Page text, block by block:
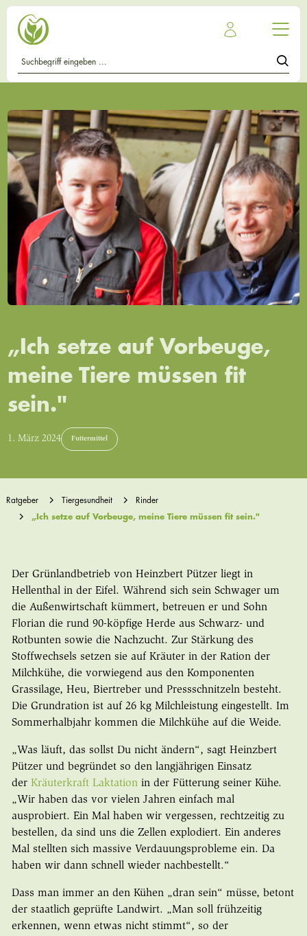
„Ich setze auf Vorbeuge,
meine Tiere müssen fit
sein."
1. März 2024 Futtermittel
Ratgeber Tiergesundheit
Rinder
„Ich setze auf Vorbeuge, meine Tiere müssen fit sein."
Der Grünlandbetrieb von Heinzbert Pützer liegt in
Hellenthal in der Eifel. Während sich sein Schwager um
die Außenwirtschaft kümmert, betreuen er und Sohn
Florian die rund 90-köpfige Herde aus Schwarz- und
Rotbunten sowie die Nachzucht. Zur Stärkung des
Stoffwechsels setzen sie auf Kräuter in der Ration der
Milchkühe, die vorwiegend aus den Komponenten
Grassilage, Heu, Biertreber und Pressschnitzeln besteht.
Die Grundration ist auf 26 kg Milchleistung eingestellt. Im
Sommerhalbjahr kommen die Milchkühe auf die Weide.
„Was läuft, das sollst Du nicht ändern“, sagt Heinzbert
Pützer und begründet so den langjährigen Einsatz
der Kräuterkraft Laktationin der Fütterung seiner Kühe.
„Wir haben das vor vielen Jahren einfach mal
ausprobiert. Ein Mal haben wir vergessen, rechtzeitig zu
bestellen, da sind uns die Zellen explodiert. Ein anderes
Mal stellten sich massive Verdauungsprobleme ein. Da
haben wir dann schnell wieder nachbestellt.“
Dass man immer an den Kühen „dran sein“ müsse, betont
der staatlich geprüfte Landwirt. „Man soll frühzeitig
erkennen, wenn etwas nicht stimmt“, so der